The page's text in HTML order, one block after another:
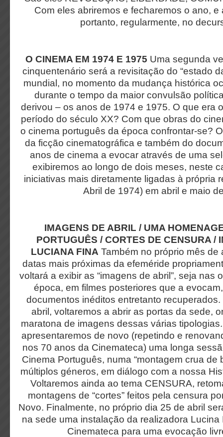
Com eles abriremos e fecharemos o ano, e
portanto, regularmente, no
O CINEMA EM 1974 E 1975 Uma segunda
cinquentenário será a revisitação do “estado
mundial, no momento da mudança histórica
durante o tempo da maior convulsão
derivou – os anos de 1974 e 1975. O que era
período do século XX? Com que obras do
o cinema português da época confrontar-se?
da ficção cinematográfica e também do
anos de cinema a evocar através de uma
exibiremos ao longo de dois meses, neste
iniciativas mais diretamente ligadas à própria
Abril de 1974) em abril e maio
IMAGENS DE ABRIL / UMA
PORTUGUÊS / CORTES DE CENSURA /
LUCIANA FINA Também no próprio mês de
datas mais próximas da efeméride
voltará a exibir as “imagens de abril”, seja nas
época, em filmes posteriores que a
documentos inéditos entretanto
abril, voltaremos a abrir as portas da sede,
maratona de imagens dessas várias
apresentaremos de novo (repetindo e
nos 70 anos da Cinemateca) uma longa
Cinema Português, numa “montagem crua de
múltiplos géneros, em diálogo com a nossa
Voltaremos ainda ao tema CENSURA,
montagens de “cortes” feitos pela censura
Novo. Finalmente, no próprio dia 25 de abril
na sede uma instalação da realizadora
Cinemateca para uma evocação